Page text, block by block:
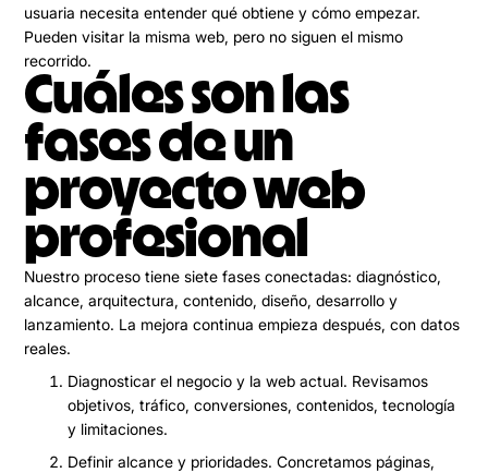
usuaria necesita entender qué obtiene y cómo empezar.
Pueden visitar la misma web, pero no siguen el mismo
recorrido.
Cuáles son las
fases de un
proyecto web
profesional
Nuestro proceso tiene siete fases conectadas: diagnóstico,
alcance, arquitectura, contenido, diseño, desarrollo y
lanzamiento. La mejora continua empieza después, con datos
reales.
Diagnosticar el negocio y la web actual. Revisamos
objetivos, tráfico, conversiones, contenidos, tecnología
y limitaciones.
Definir alcance y prioridades. Concretamos páginas,